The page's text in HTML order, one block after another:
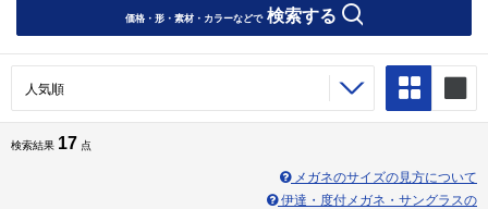
価格・形・素材・カラーなどで検索する
検索結果 17 点
メガネのサイズの見方について
伊達・度付メガネ・サングラスの